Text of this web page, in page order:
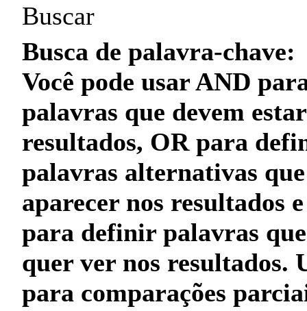
Buscar
Busca de palavra-chave:
Você pode usarAND
palavras que devem
resultados, ORpara
palavras alternativas
aparecer nos resultados
para definir palavras
quer ver nos resultados.
para comparações